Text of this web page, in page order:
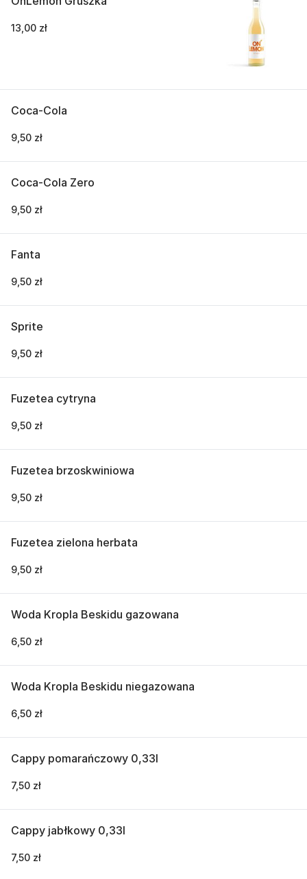
13,00 zł
Coca-Cola
9,50 zł
Coca-Cola Zero
9,50 zł
Fanta
9,50 zł
Sprite
9,50 zł
Fuzetea cytryna
9,50 zł
Fuzetea brzoskwiniowa
9,50 zł
Fuzetea zielona herbata
9,50 zł
Woda Kropla Beskidu gazowana
6,50 zł
Woda Kropla Beskidu niegazowana
6,50 zł
Cappy pomarańczowy 0,33l
7,50 zł
Cappy jabłkowy 0,33l
7,50 zł